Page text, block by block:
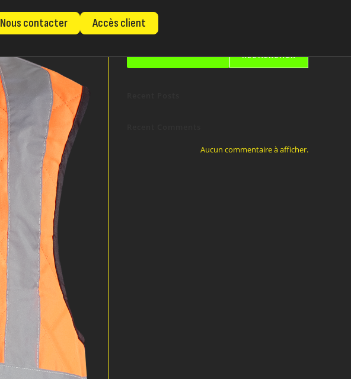
Nous contacter Accès client
Rechercher
RECHERCHER
Aucun commentaire à afficher.